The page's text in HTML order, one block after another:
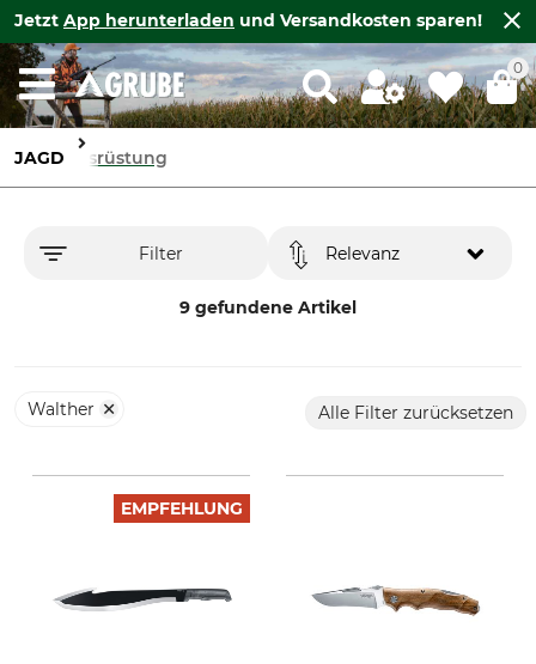
Jetzt App herunterladen und Versandkosten sparen!
0
JAGD Ausrüstung
Filter
9 gefundene Artikel
Relevanz
Walther Alle Filter zurücksetzen
EMPFEHLUNG